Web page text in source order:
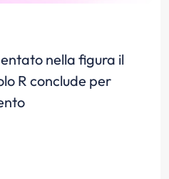
nella figura il
R conclude per